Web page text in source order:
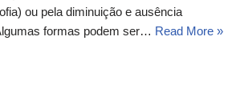
ou pela diminuição e ausência
formas podem ser… Read More »